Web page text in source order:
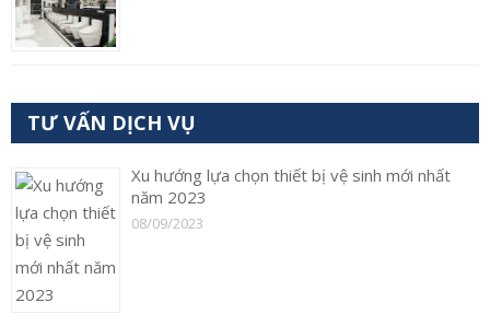
TƯ VẤN DỊCH VỤ
Xu hướng lựa chọn thiết bị vệ sinh mới nhất
năm 2023
08/09/2023